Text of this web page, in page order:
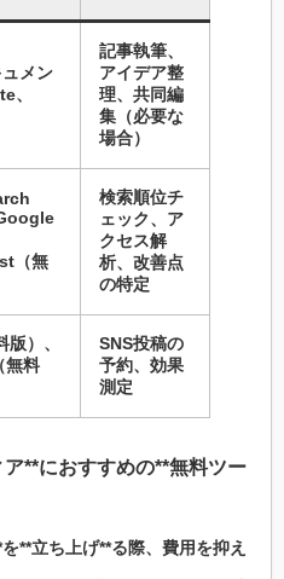
メン
、
記事執筆、
アイデア整
理、共同編
集（必要な
場合）
（無
検索順位チ
ェック、ア
クセス解
析、改善点
の特定
）、
無料
SNS投稿の
予約、効果
測定
**におすすめの**無料ツー
**立ち上げ**る際、費用を抑え